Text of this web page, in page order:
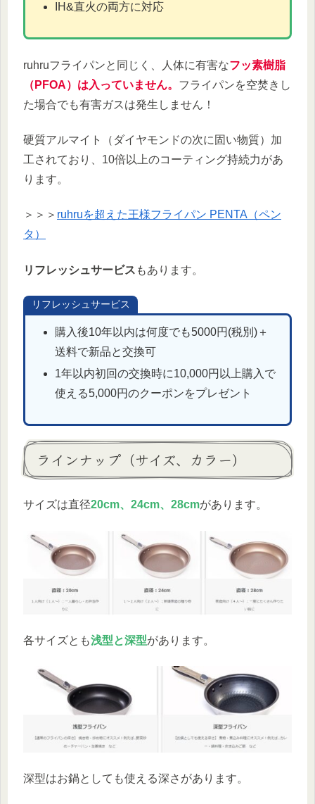
IH&直火の両方に対応
ruhruフライパンと同じく、人体に有害なフッ素樹脂
（PFOA）は入っていません。 フライパンを空焚きし
た場合でも有害ガスは発生しません！
硬質アルマイト（ダイヤモンドの次に固い物質）加
工されており、10倍以上のコーティング持続力があ
ります。
＞＞＞ ruhruを超えた王様フライパン PENTA（ペン
タ）
リフレッシュサービス もあります。
リフレッシュサービス
購入後10年以内は何度でも5000円(税別)＋
送料で新品と交換可
1年以内初回の交換時に10,000円以上購入で
使える5,000円のクーポンをプレゼント
ラインナップ（サイズ、カラー）
サイズは直径20cm、24cm、28cmがあります。
各サイズとも浅型と深型があります。
深型はお鍋としても使える深さがあります。